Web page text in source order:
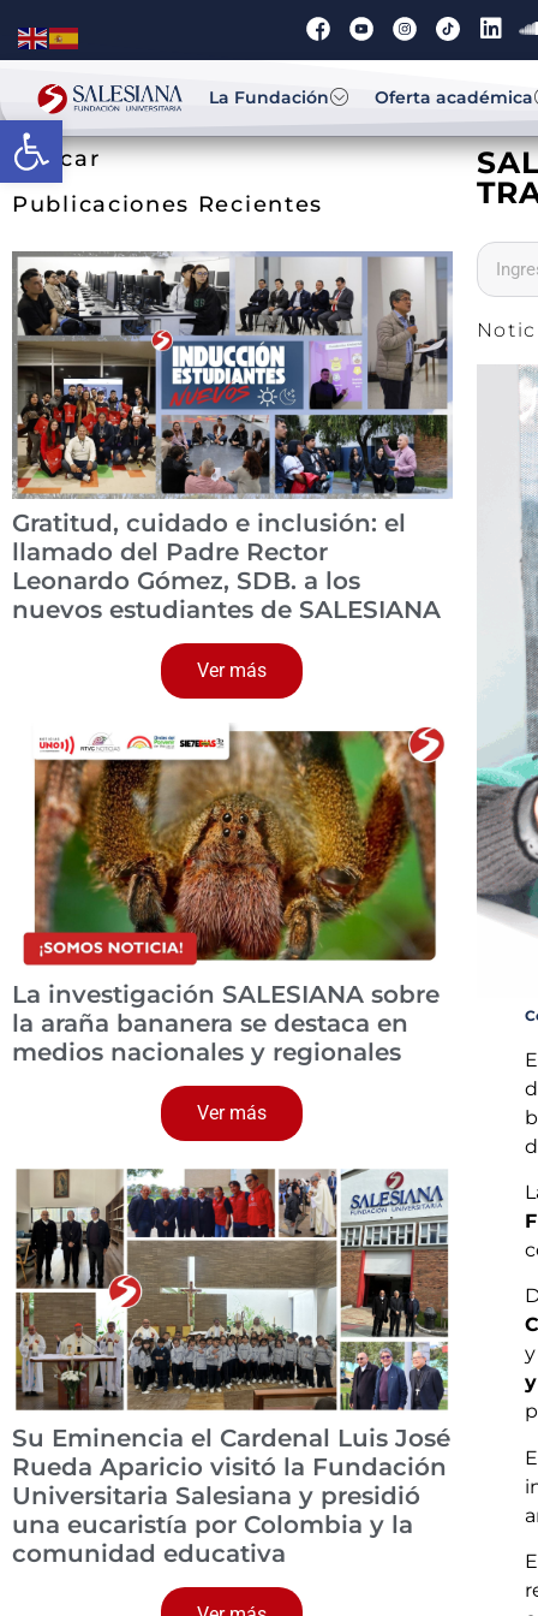
Abrir barra de herramientas
La Fundación Oferta académica
Buscar
Publicaciones Recientes
Gratitud, cuidado e inclusión: el
llamado del Padre Rector
Leonardo Gómez, SDB. a los
nuevos estudiantes de SALESIANA
Ver más
La investigación SALESIANA sobre
la araña bananera se destaca en
medios nacionales y regionales
Ver más
Su Eminencia el Cardenal Luis José
Rueda Aparicio visitó la Fundación
Universitaria Salesiana y presidió
una eucaristía por Colombia y la
comunidad educativa